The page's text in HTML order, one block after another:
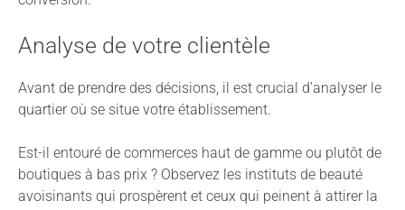
Analyse de votre clientèle
Avant de prendre des décisions, il est crucial d’analyser le
quartier où se situe votre établissement.
Est-il entouré de commerces haut de gamme ou plutôt de
boutiques à bas prix ? Observez les instituts de beauté
avoisinants qui prospèrent et ceux qui peinent à attirer la